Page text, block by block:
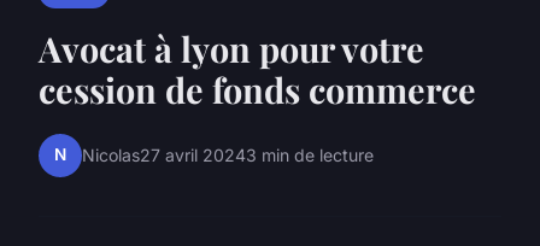
Avocat à lyon pour votre
cession de fonds commerce
N Nicolas27 avril 20243 min de lecture